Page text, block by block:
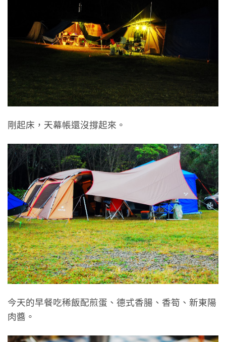
剛起床，天幕帳還沒撐起來。
今天的早餐吃稀飯配煎蛋、德式香腸、香筍、新東陽
肉醬。